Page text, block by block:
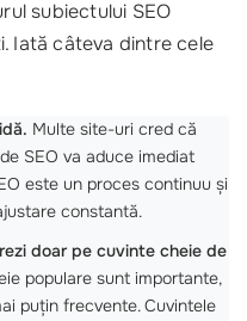
subiectului SEO
Iată câteva dintre cele
Multe site-uri cred că
SEO va aduce imediat
este un proces continuu și
constantă.
doar pe cuvinte cheie de
populare sunt importante,
puțin frecvente. Cuvintele